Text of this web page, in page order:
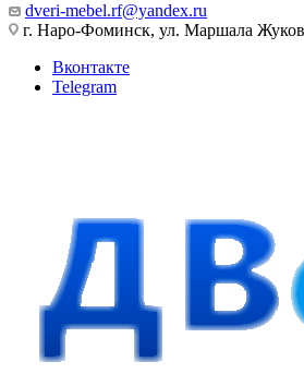
dveri-mebel.rf@yandex.ru
г. Наро-Фоминск, ул. Маршала
Вконтакте
Telegram